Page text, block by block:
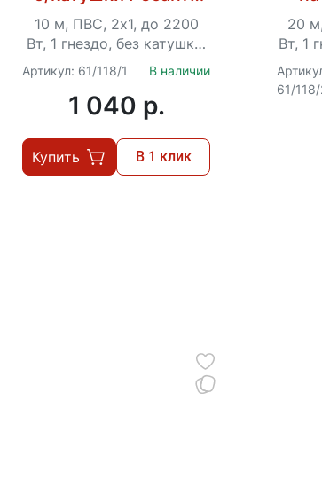
СУ-2х1-10/0 (IP44)
10 м, ПВС, 2х1, до 2200
Вт, 1 гнездо, без катушки,
IP44
Артикул: 61/118/1 В наличии
1 040 p.
Купить В 1 клик
СУ-
20
Вт, 1
61/